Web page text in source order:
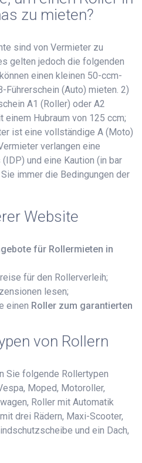
zu mieten?
sind von Vermieter zu
gelten jedoch die folgenden
einen kleinen 50-ccm-
Führerschein (Auto) mieten. 2)
A1 (Roller) oder A2
Hubraum von 125 ccm;
ist eine vollständige A (Moto)
verlangen eine
und eine Kaution (in bar
immer die Bedingungen der
Website
für Rollermieten in
für den Rollerverleih;
lesen;
einen Roller zum garantierten
von Rollern
Sie folgende Rollertypen
Moped, Motoroller,
Roller mit Automatik
drei Rädern, Maxi-Scooter,
und ein Dach,